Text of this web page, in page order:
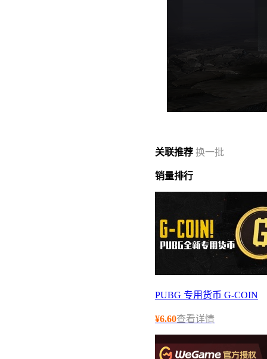
关联推荐 换一批
销量排行
PUBG 专用货币 G-COIN
¥6.60查看详情